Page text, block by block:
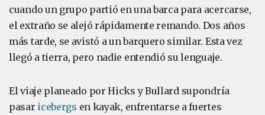
cuando un grupo partió en una barca para acercarse,
el extraño se alejó rápidamente remando. Dos años
más tarde, se avistó a un barquero similar. Esta vez
llegó a tierra, pero nadie entendió su lenguaje.
El viaje planeado por Hicks y Bullard supondría
pasar icebergs en kayak, enfrentarse a fuertes